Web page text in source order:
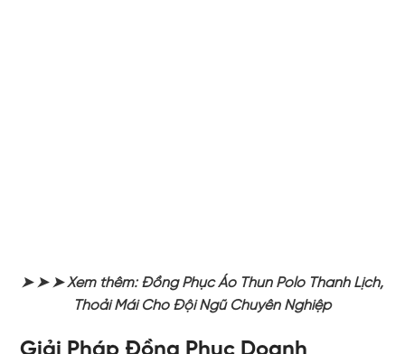
➤ ➤ ➤ Xem thêm: Đồng Phục Áo Thun Polo Thanh Lịch,
Thoải Mái Cho Đội Ngũ Chuyên Nghiệp